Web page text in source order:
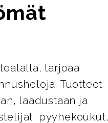
tarjoaa
Tuotteet
laadustaan ja
pyyhekoukut,